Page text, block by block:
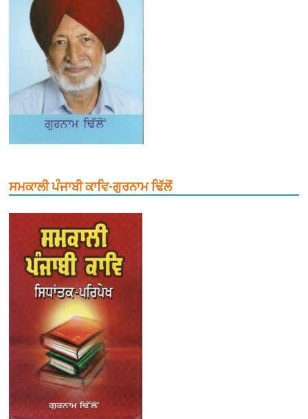
ਸਮਕਾਲੀ ਪੰਜਾਬੀ ਕਾਵਿ-ਗੁਰਨਾਮ ਢਿੱਲੋਂ